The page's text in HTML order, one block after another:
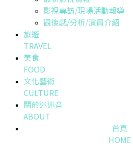
影視專訪/現場活動報導
觀後感/分析/演員介紹
旅遊
TRAVEL
美食
FOOD
文化藝術
CULTURE
關於迷迷音
ABOUT
首頁
HOME